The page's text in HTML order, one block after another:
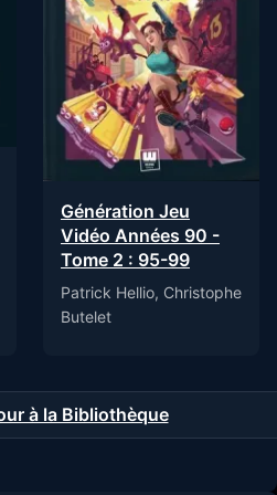
Génération Jeu
Vidéo Années 90 -
Tome 2 : 95-99
Patrick Hellio, Christophe
Butelet
à la Bibliothèque